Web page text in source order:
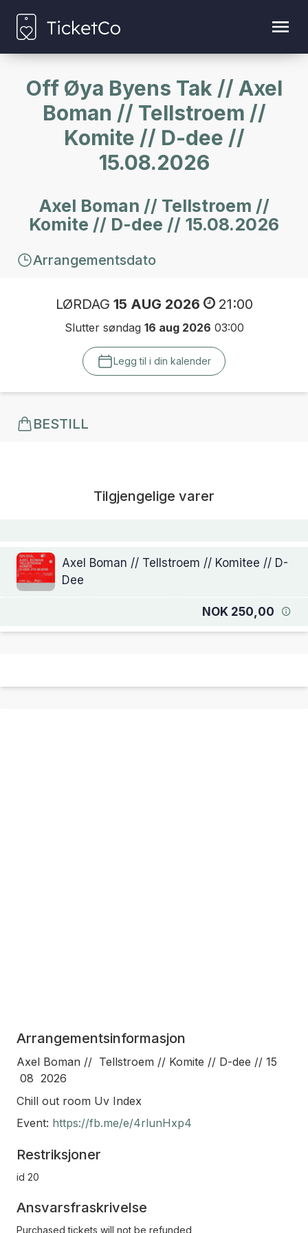
Off Øya Byens Tak // Axel
Boman // Tellstroem //
Komite // D-dee //
15.08.2026
Axel Boman // Tellstroem //
Komite // D-dee // 15.08.2026
Arrangementsdato
LØRDAG 15 AUG 2026 21:00
Slutter søndag 16 aug 2026 03:00
Legg til i din kalender
BESTILL
Tilgjengelige varer
Axel Boman // Tellstroem // Komitee // D-
Dee
NOK 250,00
Arrangementsinformasjon
Axel Boman // Tellstroem // Komite // D-dee // 15
08 2026
Chill out room Uv Index
Event: https://fb.me/e/4rlunHxp4
Restriksjoner
id 20
Ansvarsfraskrivelse
Purchased tickets will not be refunded